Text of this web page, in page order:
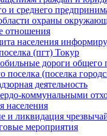
и среднего
охраны
отношения
населения
(пгт) Токур
дороги общего
поселка (поселка
деятельность
коммунальными
населения
и ликвидация
мероприятия